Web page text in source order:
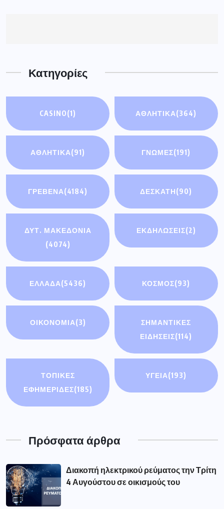
Κατηγορίες
CASINO(1) ΑΘΛΗΤΙΚΑ(364)
ΑΘΛΗΤΙΚΆ(91) ΓΝΩΜΕΣ(191)
ΓΡΕΒΕΝΑ(4184) ΔΕΣΚΑΤΗ(90)
ΔΥΤ. ΜΑΚΕΔΟΝΙΑ
(4074)
ΕΚΔΗΛΩΣΕΙΣ(2)
ΕΛΛΑΔΑ(5436) ΚΟΣΜΟΣ(93)
ΟΙΚΟΝΟΜΊΑ(3)
ΣΗΜΑΝΤΙΚΈΣ
ΕΙΔΉΣΕΙΣ(114)
ΤΟΠΙΚΕΣ
ΕΦΗΜΕΡΙΔΕΣ(185)
ΥΓΕΙΑ(193)
Πρόσφατα άρθρα
Διακοπή ηλεκτρικού ρεύματος την Τρίτη
4 Αυγούστου σε οικισμούς του